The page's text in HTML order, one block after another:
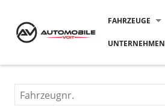
FAHRZEUGE
UNTERNEHMEN
Fahrzeugnr.